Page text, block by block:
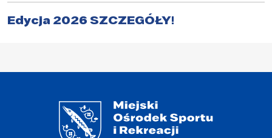
Edycja 2026 SZCZEGÓŁY!